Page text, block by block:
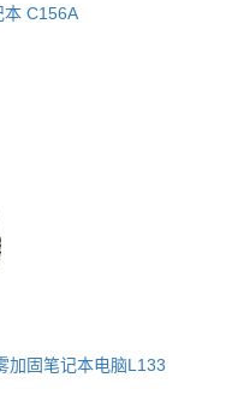
本 C156A
加固笔记本电脑L133